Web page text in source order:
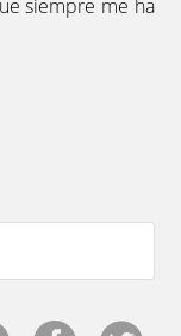
siempre me ha